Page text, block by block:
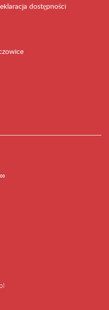
dostępności
00